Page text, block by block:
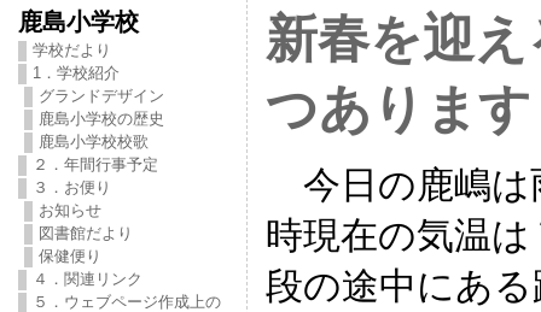
鹿島小学校
学校だより
1．学校紹介
グランドデザイン
鹿島小学校の歴史
鹿島小学校校歌
２．年間行事予定
３．お便り
お知らせ
図書館だより
保健便り
４．関連リンク
５．ウェブページ作成上の
新春を迎
つあります
今日の鹿嶋は
時現在の気温
段の途中にあ